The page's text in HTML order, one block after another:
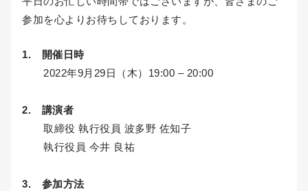
参加を心よりお待ちしております。
1. 開催日時
2022年9月29日（木）19:00 – 20:00
2. 講演者
取締役 執行役員 波多野 佐知子
執行役員 今井 良祐
3. 参加方法